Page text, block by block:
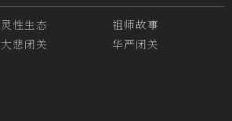
灵性生态
祖师故事
大悲闭关
华严闭关